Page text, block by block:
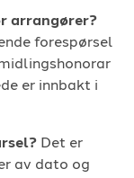
arrangører?
forespørsel
er innbakt i
Det er
av dato og